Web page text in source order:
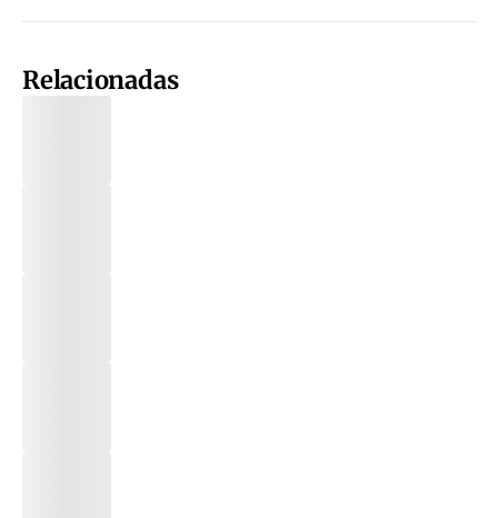
Relacionadas